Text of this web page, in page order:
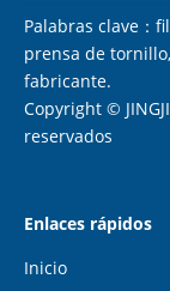
Palabras clave：
prensa de
fabricante.
Copyright ©
reservados
Enlaces rápidos
Inicio